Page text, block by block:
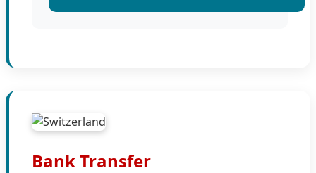
Bank Transfer